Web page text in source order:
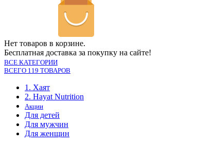
Нет товаров в корзине.
Бесплатная доставка за покупку на сайте!
ВСЕ КАТЕГОРИИ
ВСЕГО 119 ТОВАРОВ
1. Хаят
2. Hayat Nutrition
Акции
Для детей
Для мужчин
Для женщин